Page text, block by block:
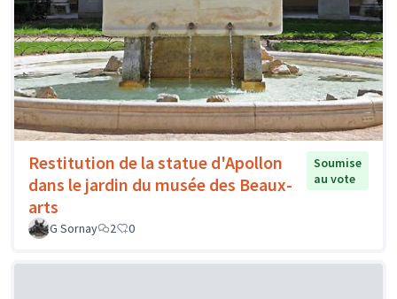
Restitution de la statue d'Apollon
dans le jardin du musée des Beaux-
arts
Soumise
au vote
G Sornay 2 0